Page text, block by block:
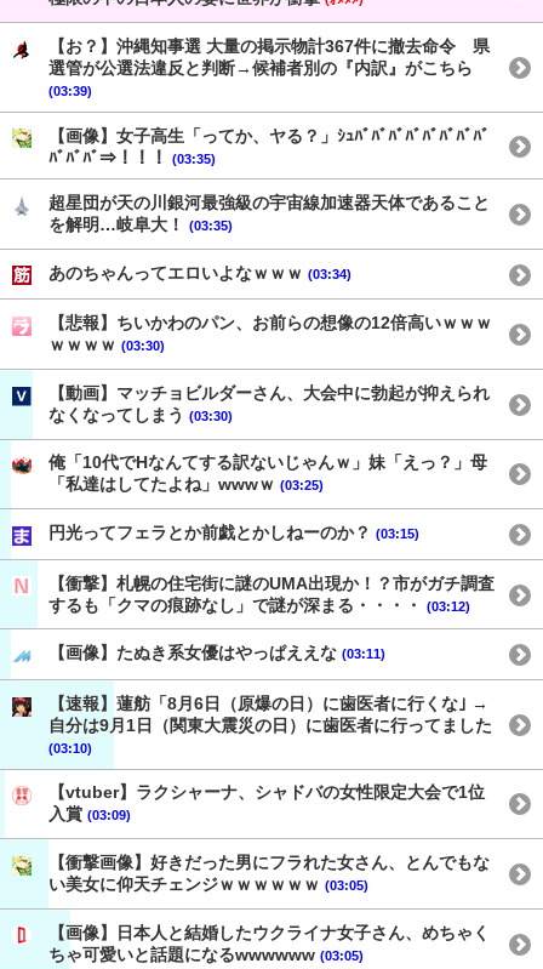
【お？】沖縄知事選 大量の掲示物計367件に撤去命令 県
選管が公選法違反と判断→候補者別の『内訳』がこちら
(03:39)
【画像】女子高生「ってか、ヤる？」ｼｭﾊﾞﾊﾞﾊﾞﾊﾞﾊﾞﾊﾞﾊﾞﾊﾞ
ﾊﾞﾊﾞﾊﾞ⇒！！！
(03:35)
超星団が天の川銀河最強級の宇宙線加速器天体であること
を解明…岐阜大！
(03:35)
あのちゃんってエロいよなｗｗｗ (03:34)
【悲報】ちいかわのパン、お前らの想像の12倍高いｗｗｗ
ｗｗｗｗ (03:30)
【動画】マッチョビルダーさん、大会中に勃起が抑えられ
なくなってしまう (03:30)
俺「10代でHなんてする訳ないじゃんｗ」妹「えっ？」母
「私達はしてたよね」wwwｗ (03:25)
円光ってフェラとか前戯とかしねーのか？ (03:15)
【衝撃】札幌の住宅街に謎のUMA出現か！？市がガチ調査
するも「クマの痕跡なし」で謎が深まる・・・・
(03:12)
【画像】たぬき系女優はやっぱええな (03:11)
【速報】蓮舫「8月6日（原爆の日）に歯医者に行くな｣ →
自分は9月1日（関東大震災の日）に歯医者に行ってました
(03:10)
【vtuber】ラクシャーナ、シャドバの女性限定大会で1位
入賞 (03:09)
【衝撃画像】好きだった男にフラれた女さん、とんでもな
い美女に仰天チェンジｗｗｗｗｗｗ (03:05)
【画像】日本人と結婚したウクライナ女子さん、めちゃく
ちゃ可愛いと話題になるwwwwww (03:05)